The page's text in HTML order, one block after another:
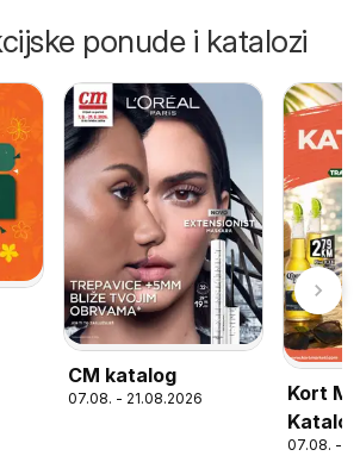
ponude i katalozi
CM katalog
07.08. - 21.08.2026
Kort
Katalog
07.08. -